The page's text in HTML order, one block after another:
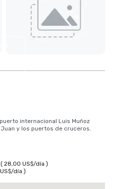
internacional Luis Muñoz
y los puertos de cruceros.
( 28,00 US$/día )
/día )